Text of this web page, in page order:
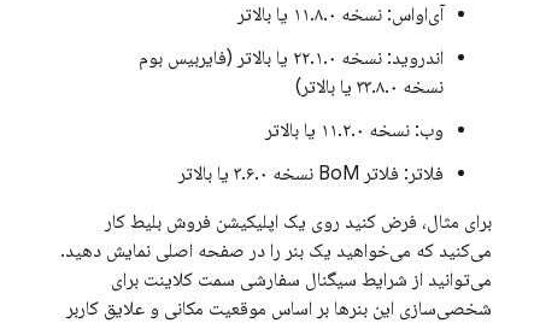
آی‌او‌اس: نسخه ۱۱.۸.۰ یا بالاتر
اندروید: نسخه ۲۲.۱.۰ یا بالاتر (فایربیس بوم
نسخه ۳۳.۸.۰ یا بالاتر)
وب: نسخه ۱۱.۲.۰ یا بالاتر
فلاتر: فلاتر BoM نسخه ۳.۶.۰ یا بالاتر
برای مثال، فرض کنید روی یک اپلیکیشن فروش بلیط کار
می‌کنید که می‌خواهید یک بنر را در صفحه اصلی نمایش دهید.
می‌توانید از شرایط سیگنال سفارشی سمت کلاینت برای
شخصی‌سازی این بنرها بر اساس موقعیت مکانی و علایق کاربر